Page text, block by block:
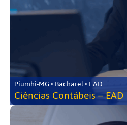
Piumhi-MG • Bacharel • EAD
Ciências Contábeis – EAD